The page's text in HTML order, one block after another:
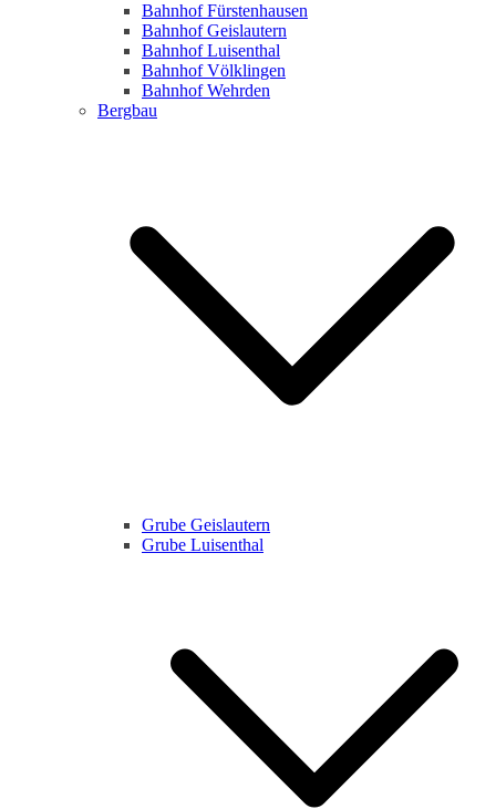
Bahnhof Fürstenhausen
Bahnhof Geislautern
Bahnhof Luisenthal
Bahnhof Völklingen
Bahnhof Wehrden
Bergbau
Grube Geislautern
Grube Luisenthal